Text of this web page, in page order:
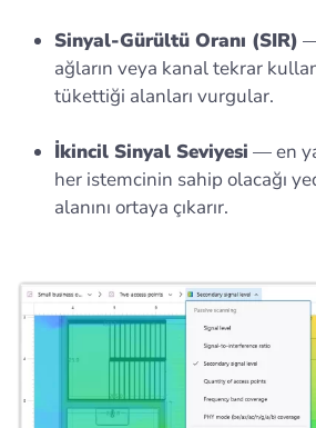
Sinyal-Gürültü Oranı (SIR)
ağların veya kanal tekrar
tükettiği alanları vurgular.
İkincil Sinyal Seviyesi — en
her istemcinin sahip olacağı
alanını ortaya çıkarır.